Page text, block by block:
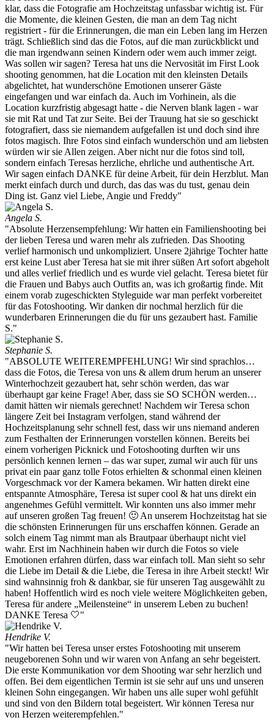
klar, dass die Fotografie am Hochzeitstag unfassbar wichtig ist. Für
die Momente, die kleinen Gesten, die man an dem Tag nicht
registriert - für die Erinnerungen, die man ein Leben lang im Herzen
trägt. Schließlich sind das die Fotos, auf die man zurückblickt und
die man irgendwann seinen Kindern oder wem auch immer zeigt.
Was sollen wir sagen? Teresa hat uns die Nervosität im First Look
shooting genommen, hat die Location mit den kleinsten Details
abgelichtet, hat wunderschöne Emotionen unserer Gäste
eingefangen und war einfach da. Auch im Vorhinein, als die
Location kurzfristig abgesagt hatte - die Nerven blank lagen - war
sie mit Rat und Tat zur Seite. Bei der Trauung hat sie so geschickt
fotografiert, dass sie niemandem aufgefallen ist und doch sind ihre
fotos magisch. Ihre Fotos sind einfach wunderschön und am liebsten
würden wir sie Allen zeigen. Aber nicht nur die fotos sind toll,
sondern einfach Teresas herzliche, ehrliche und authentische Art.
Wir sagen einfach DANKE für deine Arbeit, für dein Herzblut. Man
merkt einfach durch und durch, das das was du tust, genau dein
Ding ist. Ganz viel Liebe, Angie und Freddy"
Angela S.
"Absolute Herzensempfehlung: Wir hatten ein Familienshooting bei
der lieben Teresa und waren mehr als zufrieden. Das Shooting
verlief harmonisch und unkompliziert. Unsere 2jährige Tochter hatte
erst keine Lust aber Teresa hat sie mit ihrer süßen Art sofort abgeholt
und alles verlief friedlich und es wurde viel gelacht. Teresa bietet für
die Frauen und Babys auch Outfits an, was ich großartig finde. Mit
einem vorab zugeschickten Styleguide war man perfekt vorbereitet
für das Fotoshooting. Wir danken dir nochmal herzlich für die
wunderbaren Erinnerungen die du für uns gezaubert hast. Familie
S."
Stephanie S.
"ABSOLUTE WEITEREMPFEHLUNG! Wir sind sprachlos…
dass die Fotos, die Teresa von uns & allem drum herum an unserer
Winterhochzeit gezaubert hat, sehr schön werden, das war
überhaupt gar keine Frage! Aber, dass sie SO SCHÖN werden…
damit hätten wir niemals gerechnet! Nachdem wir Teresa schon
längere Zeit bei Instagram verfolgen, stand während der
Hochzeitsplanung sehr schnell fest, dass wir uns niemand anderen
zum Festhalten der Erinnerungen vorstellen können. Bereits bei
einem vorherigen Picknick und Fotoshooting durften wir uns
persönlich kennen lernen – das war super, zumal wir auch für uns
privat ein paar ganz tolle Fotos erhielten & schonmal einen kleinen
Vorgeschmack vor der Kamera bekamen. Wir hatten direkt eine
entspannte Atmosphäre, Teresa ist super cool & hat uns direkt ein
angenehmes Gefühl vermittelt. Wir konnten uns also immer mehr
auf unseren großen Tag freuen! 🙂 An unserem Hochzeitstag hat sie
die schönsten Erinnerungen für uns erschaffen können. Gerade an
solch einem Tag nimmt man als Brautpaar überhaupt nicht viel
wahr. Erst im Nachhinein haben wir durch die Fotos so viele
Emotionen erfahren dürfen, dass war einfach toll. Man sieht so sehr
die Liebe im Detail & die Liebe, die Teresa in ihre Arbeit steckt! Wir
sind wahnsinnig froh & dankbar, sie für unseren Tag ausgewählt zu
haben! Hoffentlich wird es noch viele weitere Möglichkeiten geben,
Teresa für andere „Meilensteine“ in unserem Leben zu buchen!
DANKE Teresa 🤍"
Hendrike V.
"Wir hatten bei Teresa unser erstes Fotoshooting mit unserem
neugeborenen Sohn und wir waren von Anfang an sehr begeistert.
Die erste Kommunikation vor dem Shooting war sehr herzlich und
offen. Bei dem eigentlichen Termin ist sie sehr auf uns und unseren
kleinen Sohn eingegangen. Wir haben uns alle super wohl gefühlt
und sind von den Bildern total begeistert. Wir können Teresa nur
von Herzen weiterempfehlen."